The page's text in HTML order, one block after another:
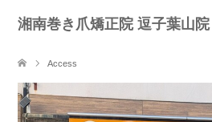
湘南巻き爪矯正院 逗子葉山院
Access